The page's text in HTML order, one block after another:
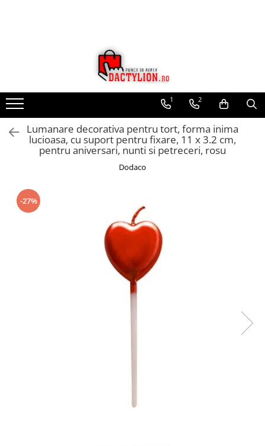
1 2
Lumanare decorativa pentru tort, forma inima
lucioasa, cu suport pentru fixare, 11 x 3.2 cm,
pentru aniversari, nunti si petreceri, rosu
Dodaco
-27%